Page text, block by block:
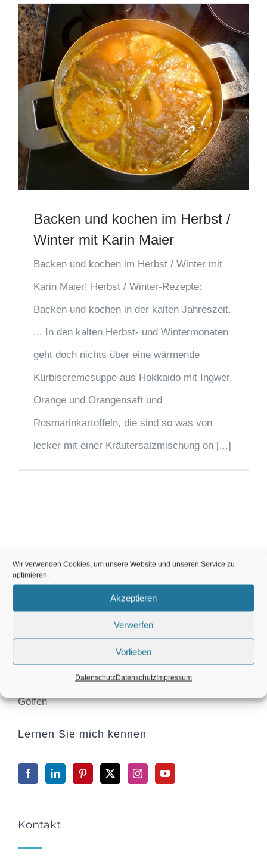
Wir verwenden Cookies, um unsere Website und unseren Service zu
optimieren.
Akzeptieren
Verwerfen
Vorlieben
DatenschutzDatenschutzImpressum
Backen und kochen im Herbst /
Winter mit Karin Maier
Backen und kochen im Herbst / Winter mit
Karin Maier! Herbst / Winter-Rezepte:
Backen und kochen in der kalten Jahreszeit.
... In den kalten Herbst- und Wintermonaten
geht doch nichts über eine wärmende
Kürbiscremesuppe aus Hokkaido mit Ingwer,
Orange und Orangensaft und
Rosmarinkartoffeln, die sind so was von
lecker mit einer Kräutersalzmischung on [...]
Karin Maier
Diplomierte Energieumfeldberaterin nach der
Yogasolanwissenschaft, Golf Coach,
Life Coach und Turnier Siegerin im Tanzen und im
Golfen
Lernen Sie mich kennen
Kontakt